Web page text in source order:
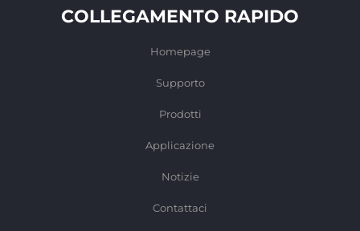
COLLEGAMENTO RAPIDO
Homepage
Supporto
Prodotti
Applicazione
Notizie
Contattaci